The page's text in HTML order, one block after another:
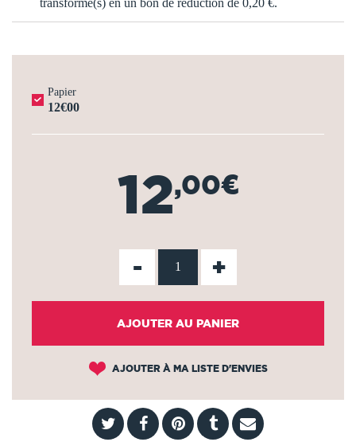
Papier
12€00
12,00€
- +
AJOUTER AU PANIER
AJOUTER À MA LISTE D'ENVIES